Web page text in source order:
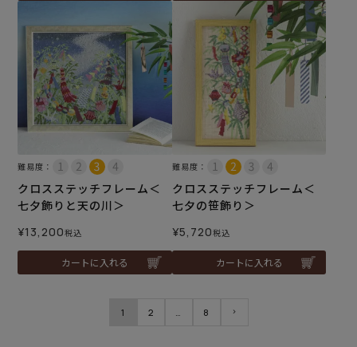
難易度：
クロスステッチフレーム＜
七夕飾りと天の川＞
¥13,200税込
カートに入れる
難易度：
クロスステッチフレーム＜
七夕の笹飾り＞
¥5,720税込
カートに入れる
1 2 8